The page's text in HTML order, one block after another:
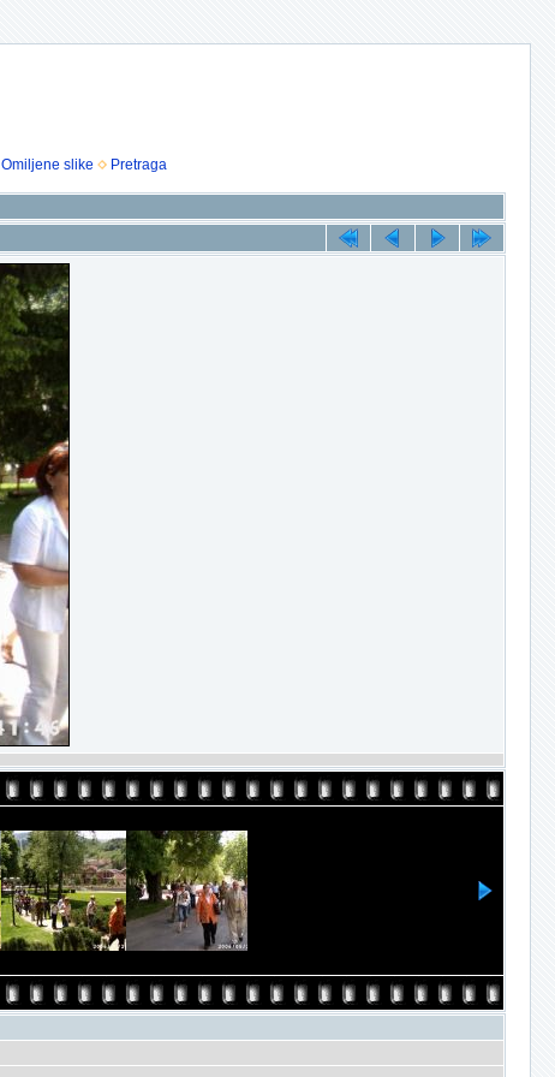
Omiljene slike Pretraga